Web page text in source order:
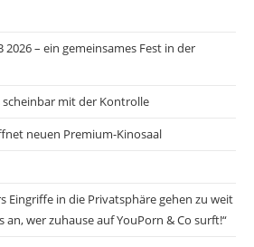
2026 – ein gemeinsames Fest in der
scheinbar mit der Kontrolle
neuen Premium-Kinosaal
Eingriffe in die Privatsphäre gehen zu weit
an, wer zuhause auf YouPorn & Co surft!“